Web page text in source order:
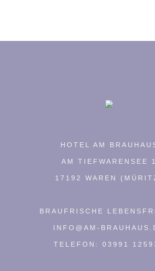
HOTEL AM
AM TIEFWARENSEE 1
17192 WAREN
BRAUFRISCHE
INFO@AM-
TELEFON: 03991